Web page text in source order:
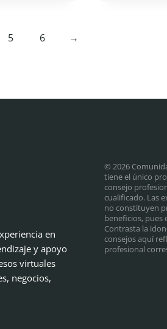
5 6 →
en
y apoyo
virtuales
negocios,
© 2026
tiene el único
consejo
cualificado. Las
no constituyen
beneficios, pues
Contrasta la
consejos aquí
profesional